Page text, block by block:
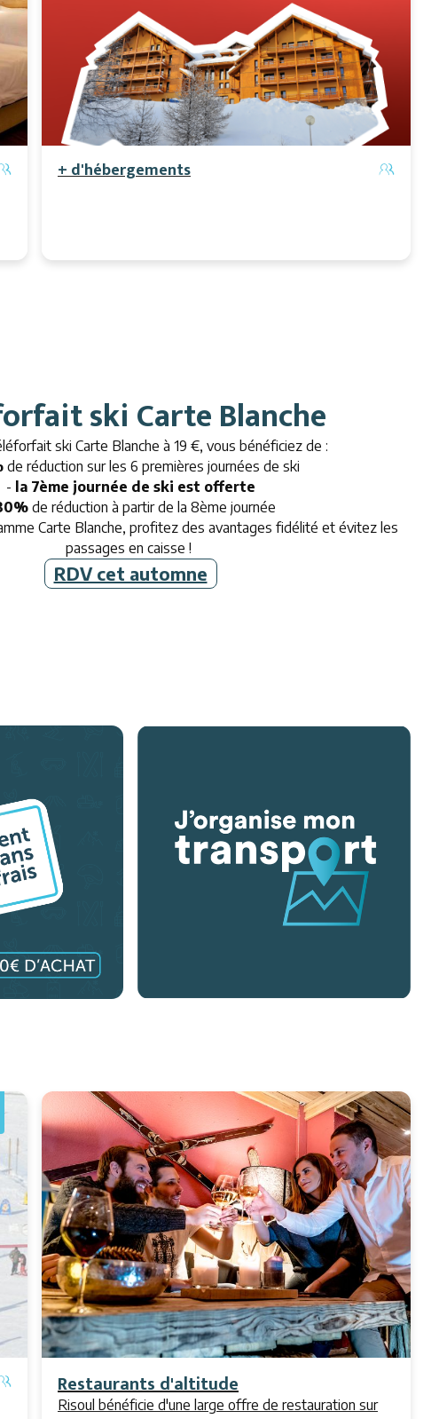
+ d'hébergements
ski Carte Blanche
ski Carte Blanche à 19 €, vous bénéficiez de :
de réduction sur les 6 premières journées de ski
- la 7ème journée de ski est offerte
de réduction à partir de la 8ème journée
Carte Blanche, profitez des avantages fidélité et évitez les
passages en caisse !
RDV cet automne
Restaurants d'altitude
Risoul bénéficie d'une large offre de restauration sur